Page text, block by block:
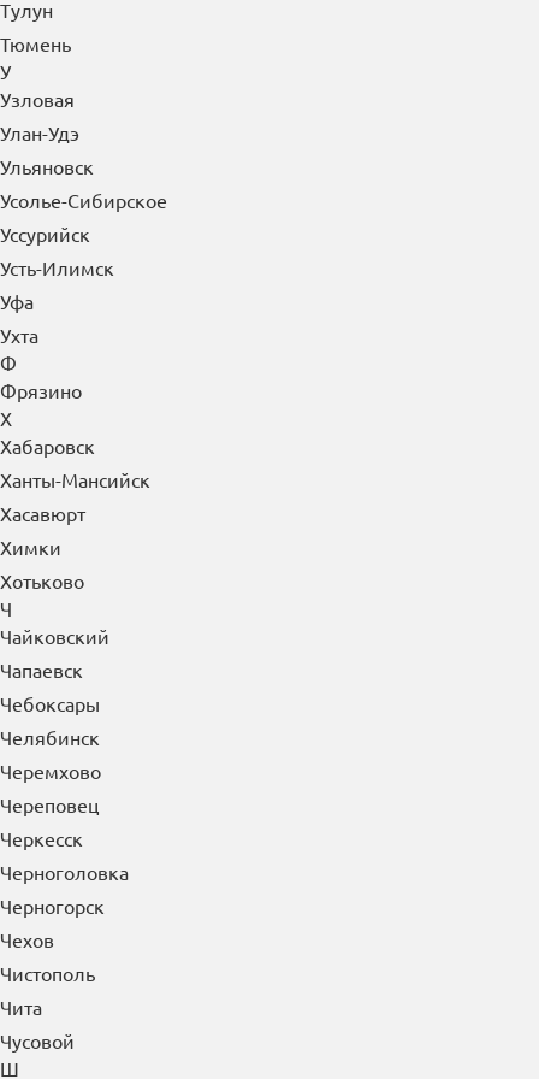
Тулун
Тюмень
У
Узловая
Улан-Удэ
Ульяновск
Усолье-Сибирское
Уссурийск
Усть-Илимск
Уфа
Ухта
Ф
Фрязино
Х
Хабаровск
Ханты-Мансийск
Хасавюрт
Химки
Хотьково
Ч
Чайковский
Чапаевск
Чебоксары
Челябинск
Черемхово
Череповец
Черкесск
Черноголовка
Черногорск
Чехов
Чистополь
Чита
Чусовой
Ш